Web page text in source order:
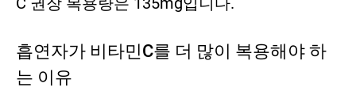
흡연자가 비타민C를 더 많이 복용해야 하
는 이유